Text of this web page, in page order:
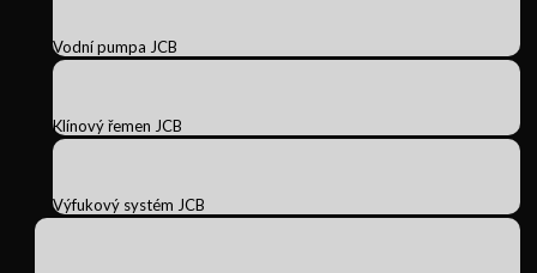
Vodní pumpa JCB
Klínový řemen JCB
Výfukový systém JCB